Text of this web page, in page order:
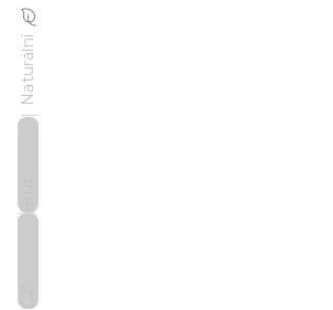
Naturální
CZ